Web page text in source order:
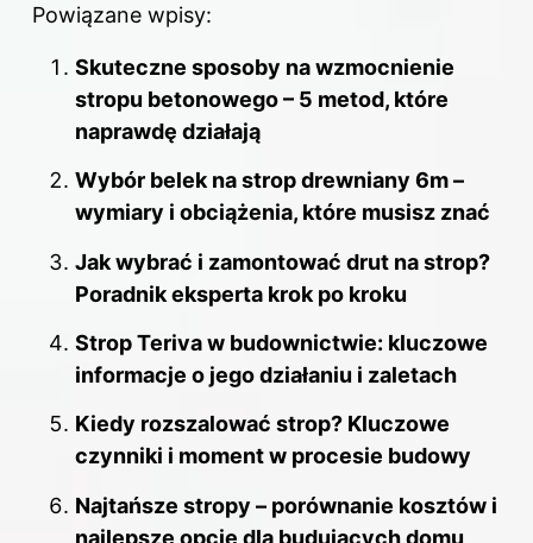
c
e
b
o
o
k
er
e
st
e
dI
n
di
t
bl
r
Powiązane wpisy:
Skuteczne sposoby na wzmocnienie
stropu betonowego – 5 metod, które
naprawdę działają
Wybór belek na strop drewniany 6m –
wymiary i obciążenia, które musisz znać
Jak wybrać i zamontować drut na strop?
Poradnik eksperta krok po kroku
Strop Teriva w budownictwie: kluczowe
informacje o jego działaniu i zaletach
Kiedy rozszalować strop? Kluczowe
czynniki i moment w procesie budowy
Najtańsze stropy – porównanie kosztów i
najlepsze opcje dla budujących domu